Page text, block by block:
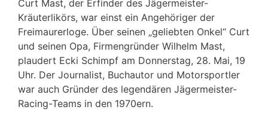
Curt Mast, der Erfinder des Jägermeister-
Kräuterlikörs, war einst ein Angehöriger der
Freimaurerloge. Über seinen „geliebten Onkel“ Curt
und seinen Opa, Firmengründer Wilhelm Mast,
plaudert Ecki Schimpf am Donnerstag, 28. Mai, 19
Uhr. Der Journalist, Buchautor und Motorsportler
war auch Gründer des legendären Jägermeister-
Racing-Teams in den 1970ern.